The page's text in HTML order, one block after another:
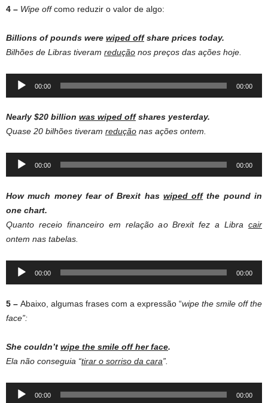
4 – Wipe offcomo reduzir o valor de algo:
Billions of pounds were wiped offshare prices today.
Bilhões de Libras tiveram redução nos preços das ações hoje.
Audio
00:00 00:00
Nearly $20 billion was wiped offshares yesterday.
Quase 20 bilhões tiveram redução nas ações ontem.
Audio
00:00 00:00
How much money fear of Brexit has wiped offthe pound in
one chart.
Quanto receio financeiro em relação ao Brexit fez a Libra cair
ontem nas tabelas.
Audio
00:00 00:00
5 – Abaixo, algumas frases com a expressão “wipe the smile off the
face”:
She couldn’t wipe the smile off her face.
Ela não conseguia “tirar o sorriso da cara”.
Audio
00:00 00:00